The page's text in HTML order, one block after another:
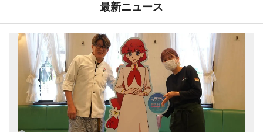
最新ニュース